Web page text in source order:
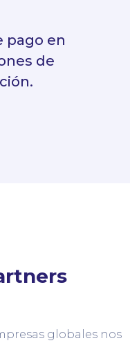
pago en
de
globales nos